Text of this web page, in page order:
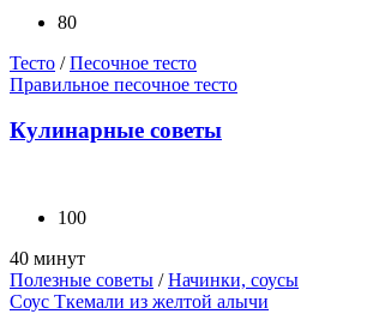
80
Тесто /Песочное тесто
Правильное песочное тесто
Кулинарные советы
100
40 минут
Полезные советы /Начинки, соусы
Соус Ткемали из желтой алычи